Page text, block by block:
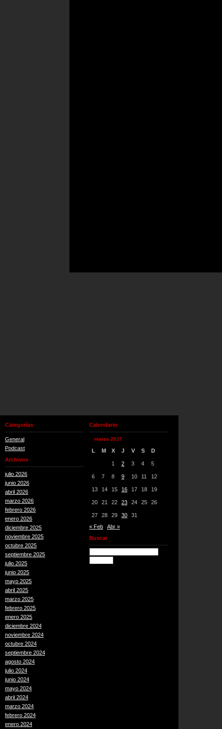
Categorías
General
Podcast
Archivos
julio 2026
junio 2026
abril 2026
marzo 2026
febrero 2026
enero 2026
diciembre 2025
noviembre 2025
octubre 2025
septiembre 2025
julio 2025
junio 2025
mayo 2025
abril 2025
marzo 2025
febrero 2025
enero 2025
diciembre 2024
noviembre 2024
octubre 2024
septiembre 2024
agosto 2024
julio 2024
junio 2024
mayo 2024
abril 2024
marzo 2024
febrero 2024
enero 2024
Calendario
marzo 2017
L M X J V S D
1 2 3 4 5
6 7 8 9 10 11 12
13 14 15 16 17 18 19
20 21 22 23 24 25 26
27 28 29 30
31
« Feb
Abr »
Buscar